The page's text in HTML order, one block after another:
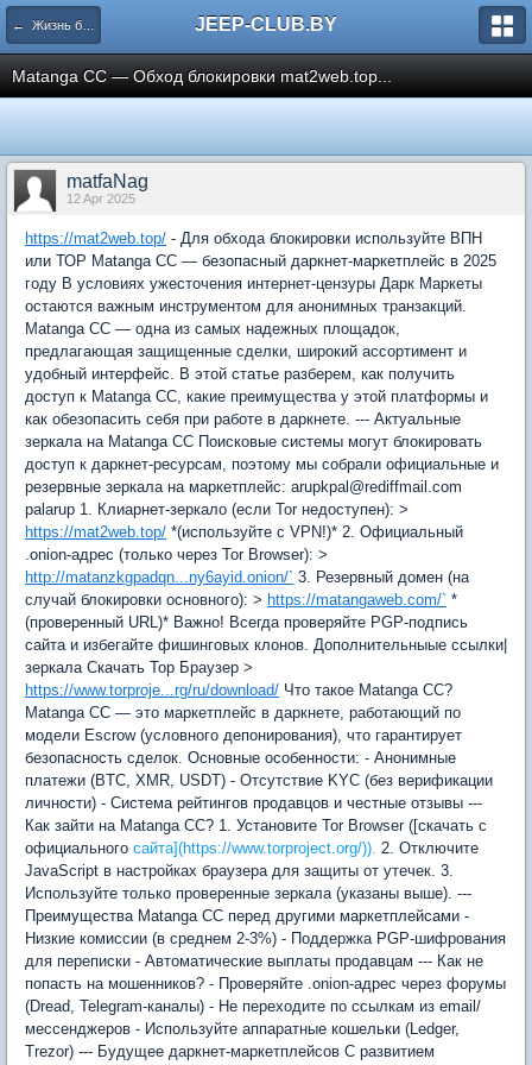
← Жизнь белорусского Jeep клуба JEEP-CLUB.BY
Matanga CC — Обход блокировки mat2web.top...
matfaNag
12 Apr 2025
https://mat2web.top/ - Для обхода блокировки используйте ВПН
или ТОР Matanga CC — безопасный даркнет-маркетплейс в 2025
году В условиях ужесточения интернет-цензуры Дарк Маркеты
остаются важным инструментом для анонимных транзакций.
Matanga CC — одна из самых надежных площадок,
предлагающая защищенные сделки, широкий ассортимент и
удобный интерфейс. В этой статье разберем, как получить
доступ к Matanga CC, какие преимущества у этой платформы и
как обезопасить себя при работе в даркнете. --- Актуальные
зеркала на Matanga CC Поисковые системы могут блокировать
доступ к даркнет-ресурсам, поэтому мы собрали официальные и
резервные зеркала на маркетплейс: arupkpal@rediffmail.com
palarup 1. Клиарнет-зеркало (если Tor недоступен): >
https://mat2web.top/ *(используйте с VPN!)* 2. Официальный
.onion-адрес (только через Tor Browser): >
http://matanzkgpadqn...ny6ayid.onion/` 3. Резервный домен (на
случай блокировки основного): > https://matangaweb.com/` *
(проверенный URL)* Важно! Всегда проверяйте PGP-подпись
сайта и избегайте фишинговых клонов. Дополнительныые ссылки|
зеркала Скачать Тор Браузер >
https://www.torproje...rg/ru/download/ Что такое Matanga CC?
Matanga CC — это маркетплейс в даркнете, работающий по
модели Escrow (условного депонирования), что гарантирует
безопасность сделок. Основные особенности: - Анонимные
платежи (BTC, XMR, USDT) - Отсутствие KYC (без верификации
личности) - Система рейтингов продавцов и честные отзывы ---
Как зайти на Matanga CC? 1. Установите Tor Browser ([скачать с
официального сайта](https://www.torproject.org/)). 2. Отключите
JavaScript в настройках браузера для защиты от утечек. 3.
Используйте только проверенные зеркала (указаны выше). ---
Преимущества Matanga CC перед другими маркетплейсами -
Низкие комиссии (в среднем 2-3%) - Поддержка PGP-шифрования
для переписки - Автоматические выплаты продавцам --- Как не
попасть на мошенников? - Проверяйте .onion-адрес через форумы
(Dread, Telegram-каналы) - Не переходите по ссылкам из email/
мессенджеров - Используйте аппаратные кошельки (Ledger,
Trezor) --- Будущее даркнет-маркетплейсов С развитием